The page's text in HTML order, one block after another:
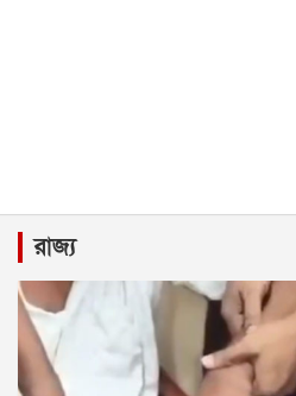
রাজ্য